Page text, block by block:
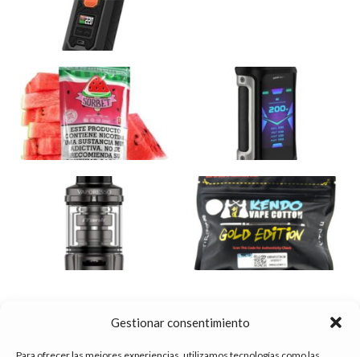
Gestionar consentimiento
KITS DE VAPEO
SALES DE NICOTINA MODS VAPEO